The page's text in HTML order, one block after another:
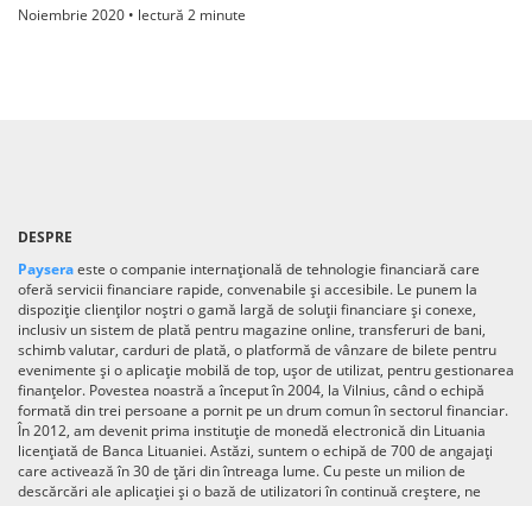
Noiembrie 2020 • lectură 2 minute
DESPRE
Payseraeste o companie internațională de tehnologie financiară care
oferă servicii financiare rapide, convenabile și accesibile. Le punem la
dispoziție clienților noștri o gamă largă de soluții financiare și conexe,
inclusiv un sistem de plată pentru magazine online, transferuri de bani,
schimb valutar, carduri de plată, o platformă de vânzare de bilete pentru
evenimente și o aplicație mobilă de top, ușor de utilizat, pentru gestionarea
finanțelor. Povestea noastră a început în 2004, la Vilnius, când o echipă
formată din trei persoane a pornit pe un drum comun în sectorul financiar.
În 2012, am devenit prima instituție de monedă electronică din Lituania
licențiată de Banca Lituaniei. Astăzi, suntem o echipă de 700 de angajați
care activează în 30 de țări din întreaga lume. Cu peste un milion de
descărcări ale aplicației și o bază de utilizatori în continuă creștere, ne